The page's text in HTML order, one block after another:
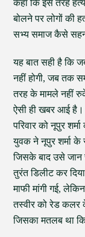
कहा कि इस तरह
बोलने पर लोगों की
सभ्य समाज कैसे
यह बात सही है कि
नहीं होगी, जब तक
तरह के मामले नहीं
ऐसी ही खबर आई
परिवार को नूपुर
युवक ने नूपुर शर्मा के
जिसके बाद उसे जान
तुरंत डिलीट कर
माफी मांगी गई,
तस्वीर को रेड
जिसका मतलब था